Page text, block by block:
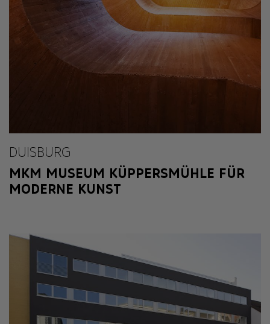
DUISBURG
MKM MUSEUM KÜPPERSMÜHLE FÜR
MODERNE KUNST